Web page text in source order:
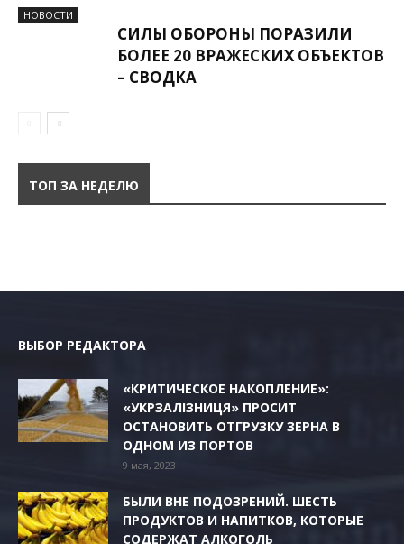
НОВОСТИ
СИЛЫ ОБОРОНЫ ПОРАЗИЛИ
БОЛЕЕ 20 ВРАЖЕСКИХ ОБЪЕКТОВ
– СВОДКА
ТОП ЗА НЕДЕЛЮ
ВЫБОР РЕДАКТОРА
«КРИТИЧЕСКОЕ НАКОПЛЕНИЕ»:
«УКРЗАЛІЗНИЦЯ» ПРОСИТ
ОСТАНОВИТЬ ОТГРУЗКУ ЗЕРНА В
ОДНОМ ИЗ ПОРТОВ
9 мая, 2023
БЫЛИ ВНЕ ПОДОЗРЕНИЙ. ШЕСТЬ
ПРОДУКТОВ И НАПИТКОВ, КОТОРЫЕ
СОДЕРЖАТ АЛКОГОЛЬ